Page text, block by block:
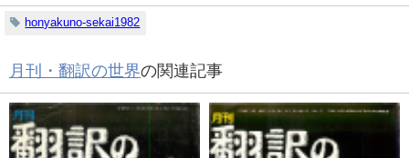
honyakuno-sekai1982
月刊・翻訳の世界の関連記事